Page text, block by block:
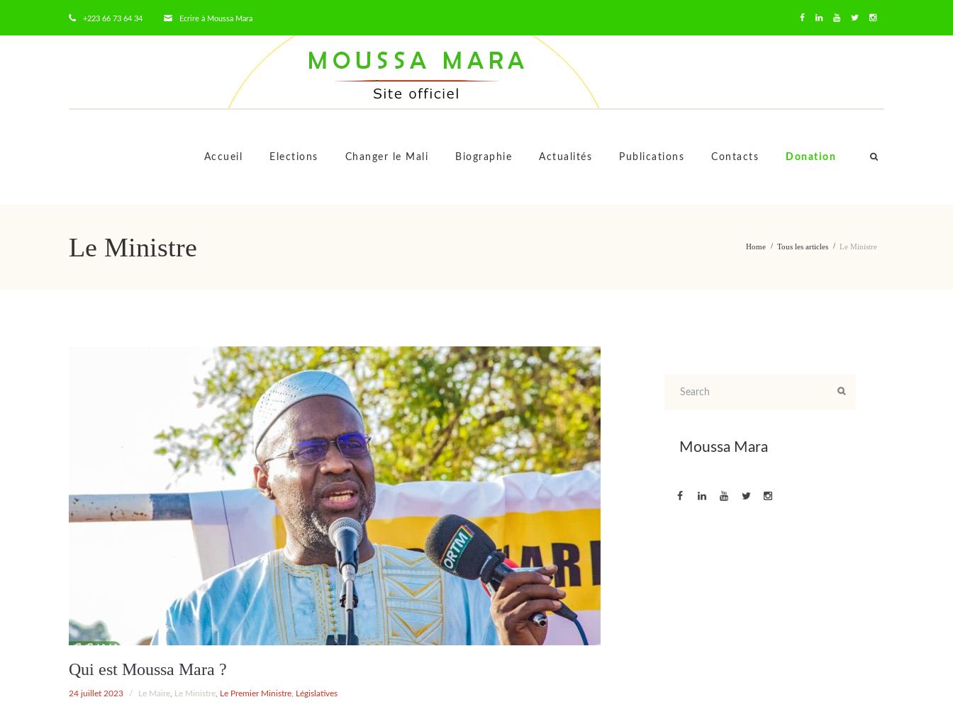
+223 66 73 64 34 Ecrire à Moussa Mara
Accueil Elections Changer le Mali Biographie Actualités Publications Contacts Donation
Home Tous les articles Le Ministre
Le Ministre
Qui est Moussa Mara ?
24 juillet 2023 / Le Maire Le Ministre Le Premier Ministre Législatives
Moussa Mara